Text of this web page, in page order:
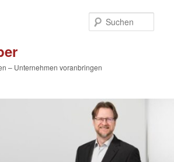
– Unternehmen voranbringen